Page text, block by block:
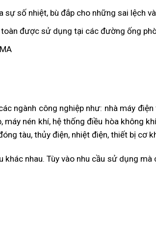
số nhiệt, bù đắp cho những sai lệch
được sử dụng tại các đường ống
ngành công nghiệp như: nhà máy điện
máy nén khí, hệ thống điều hòa không
tàu, thủy điện, nhiệt điện, thiết bị cơ
khác nhau. Tùy vào nhu cầu sử dụng